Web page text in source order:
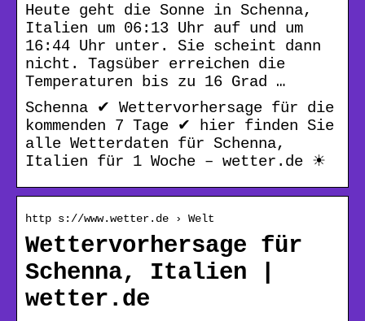
Heute geht die Sonne in Schenna,
Italien um 06:13 Uhr auf und um
16:44 Uhr unter. Sie scheint dann
nicht. Tagsüber erreichen die
Temperaturen bis zu 16 Grad …
Schenna ✔ Wettervorhersage für die
kommenden 7 Tage ✔ hier finden Sie
alle Wetterdaten für Schenna,
Italien für 1 Woche – wetter.de ☀
http s://www.wetter.de › Welt
Wettervorhersage für
Schenna, Italien |
wetter.de